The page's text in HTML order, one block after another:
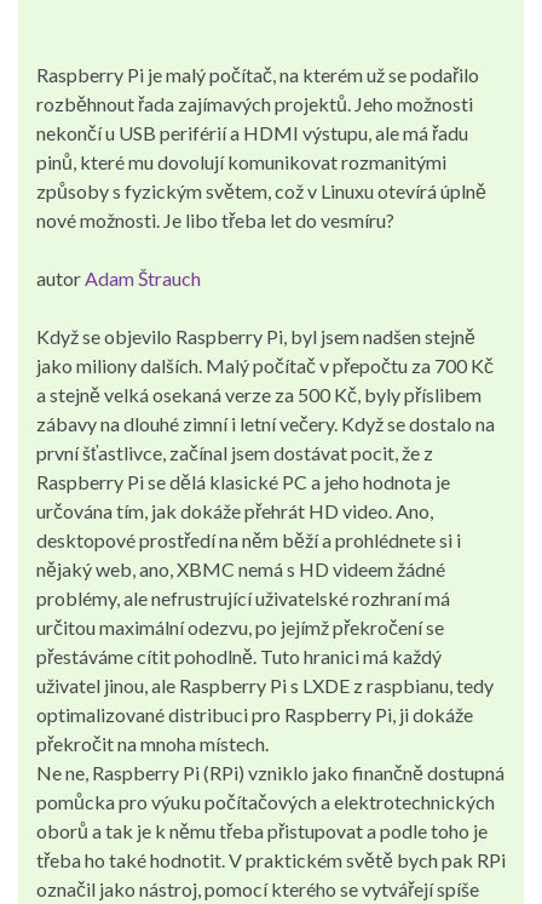
Raspberry Pi je malý počítač, na kterém už se podařilo
rozběhnout řada zajímavých projektů. Jeho možnosti
nekončí u USB periférií a HDMI výstupu, ale má řadu
pinů, které mu dovolují komunikovat rozmanitými
způsoby s fyzickým světem, což v Linuxu otevírá úplně
nové možnosti. Je libo třeba let do vesmíru?
autorAdam Štrauch
Když se objevilo Raspberry Pi, byl jsem nadšen stejně
jako miliony dalších. Malý počítač v přepočtu za 700 Kč
a stejně velká osekaná verze za 500 Kč, byly příslibem
zábavy na dlouhé zimní i letní večery. Když se dostalo na
první šťastlivce, začínal jsem dostávat pocit, že z
Raspberry Pi se dělá klasické PC a jeho hodnota je
určována tím, jak dokáže přehrát HD video. Ano,
desktopové prostředí na něm běží a prohlédnete si i
nějaký web, ano, XBMC nemá s HD videem žádné
problémy, ale nefrustrující uživatelské rozhraní má
určitou maximální odezvu, po jejímž překročení se
přestáváme cítit pohodlně. Tuto hranici má každý
uživatel jinou, ale Raspberry Pi s LXDE z raspbianu, tedy
optimalizované distribuci pro Raspberry Pi, ji dokáže
překročit na mnoha místech.
Ne ne, Raspberry Pi (RPi) vzniklo jako finančně dostupná
pomůcka pro výuku počítačových a elektrotechnických
oborů a tak je k němu třeba přistupovat a podle toho je
třeba ho také hodnotit. V praktickém světě bych pak RPi
označil jako nástroj, pomocí kterého se vytvářejí spíše